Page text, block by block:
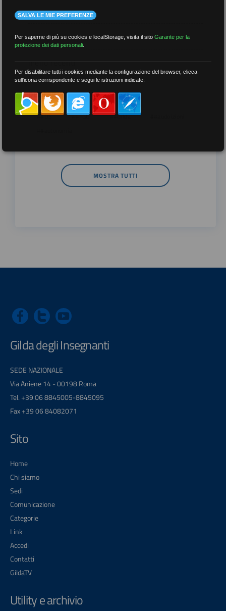
più recenti
meno recenti
per tag
##DS ##FGU ##Gilda
MOSTRA TUTTI
Gilda degli Insegnanti
SEDE NAZIONALE
Via Aniene 14 - 00198 Roma
Tel. +39 06 8845005-8845095
Fax +39 06 84082071
Sito
Home
Chi siamo
Sedi
Comunicazione
Categorie
Link
Accedi
Contatti
GildaTV
Utility e archivio
SALVA LE MIE PREFERENZE
Per saperne di più su cookies e localStorage, visita il sitoGarante per la
protezione dei dati personali
Per disabilitare tutti i cookies mediante la configurazione del browser, clicca
sull'icona corrispondente e segui le istruzioni indicate: